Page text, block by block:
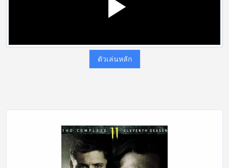
ตัวเล่นหลัก